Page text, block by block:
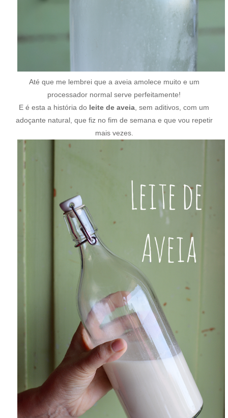
Até que me lembrei que a aveia amolece muito e um
processador normal serve perfeitamente!
E é esta a história do leite de aveia , sem aditivos, com um
adoçante natural, que fiz no fim de semana e que vou repetir
mais vezes.